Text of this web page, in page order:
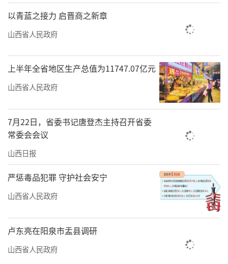
品牌化，成为连接田间地头与城市消费的
品质信任纽带。牢记习近平总书记殷殷嘱托，
龙头、补链条、塑品牌”，不断满足城乡人民
的需求。2025年，我省5个产品入选全国农业品
牌精品培育计划，隰县玉露香梨品牌价值突破
百亿元。全省县级以上龙头企业营收预计超
2800亿元，增长7%，产业的带动能力显著增
强。“我们吉县苹果在享受品牌效益的同时，
倒逼企业加大生产投入，并以智慧赋能持续开
展标准化建设。”1月24日，吉县果业协会会长
杨朝辉说，品牌化道路让吉县苹果的市场认可
度更高，也对品质管理方面提出了更高要求，
对于果农更好地适应城市市场有很大好处。
产业融合正在深度重构城乡关系。2025
以青蓝之接力 启晋商之新章
山西省人民政府
上半年全省地区生产总值为11747.07亿元
山西省人民政府
7月22日，省委书记唐登杰主持召开省委
常委会会议
山西日报
严惩毒品犯罪 守护社会安宁
山西省人民政府
卢东亮在阳泉市盂县调研
山西省人民政府